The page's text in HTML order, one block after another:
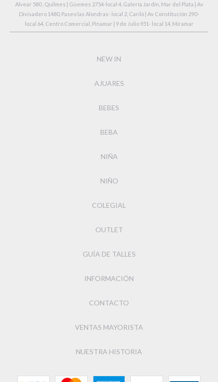
Alvear 580 , Quilmes | Güemes 2754-local 4, Galería Jardín, Mar del Plata | Av
Divisadero 1480, Paseo las Alondras- local 2, Cariló | Av Constitución 290-
local 64, Centro Comercial, Pinamar | 9 de Julio 951- local 14, Miramar
NEW IN
AJUARES
BEBES
BEBA
NIÑA
NIÑO
COLEGIAL
OUTLET
GUÍA DE TALLES
INFORMACIÓN
CONTACTO
VENTAS MAYORISTA
NUESTRA HISTORIA